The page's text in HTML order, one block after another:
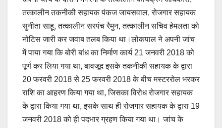
तत्कालीन तकनीकी सहायक पंकज जायसवाल, रोजगार सहायक
सुनीता साहू, तत्कालीन सरपंच रैमुन, तत्कालीन सचिव हेमलता को
नोटिस जारी कर जवाब तलब किया था।लोकपाल ने अपनी जांच
में पाया गया कि बोरी बांध का निर्माण कार्य 21 जनवरी 2018 को
पूर्ण कर लिया गया था, बावजूद इसके तकनीकी सहायक के द्वारा
20 फरवरी 2018 से 25 फरवरी 2018 के बीच मस्टररोल भरकर
राशि का आहरण किया गया था, जिसका विरोध रोजगार सहायक
के द्वारा किया गया था, इसके साथ ही रोजगार सहायक के द्वारा 19
जनवरी 2018 को ही पदभार ग्रहण किया गया था। जांच के